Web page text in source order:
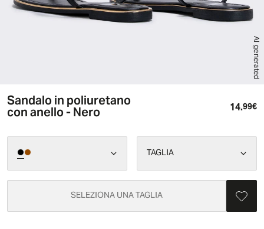
AI generated
Sandalo in poliuretano
con anello - Nero 14.99€
TAGLIA
SELEZIONA UNA TAGLIA